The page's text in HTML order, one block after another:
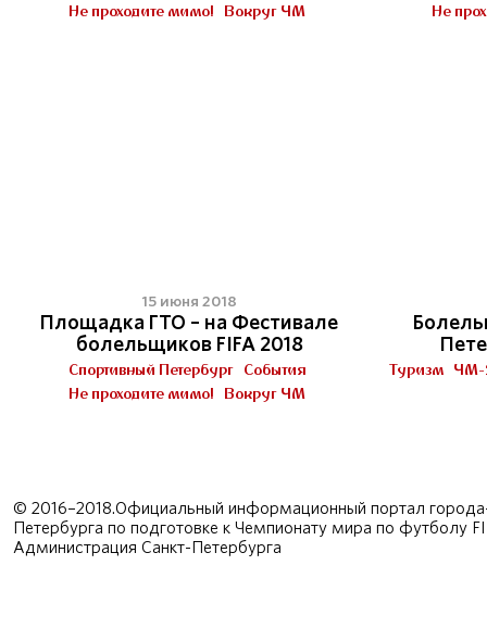
Не проходите мимо!
Вокруг ЧМ
Не
15 июня 2018
Площадка ГТО – на Фестивале
болельщиков FIFA 2018
Спортивный Петербург События
Не проходите мимо!
Вокруг ЧМ
Туризм ЧМ-
© 2016–2018.Официальный информационный портал
Петербурга по подготовке к Чемпионату мира по футболу
Администрация Санкт-Петербурга